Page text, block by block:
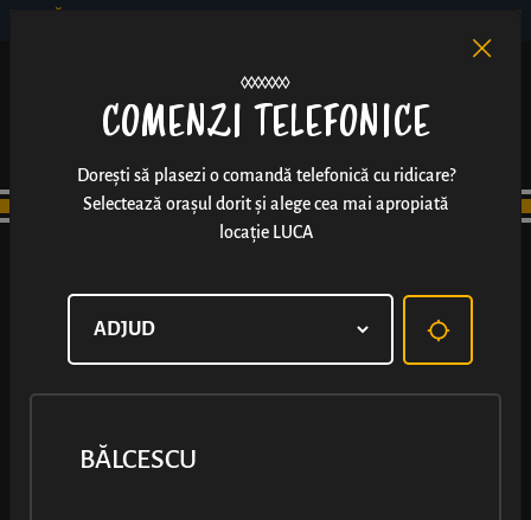
VITAN
COMENZI TELEFONICE
Dorești să plasezi o comandă telefonică cu ridicare?
Selectează orașul dorit și alege cea mai apropiată
locație LUCA
BĂLCESCU